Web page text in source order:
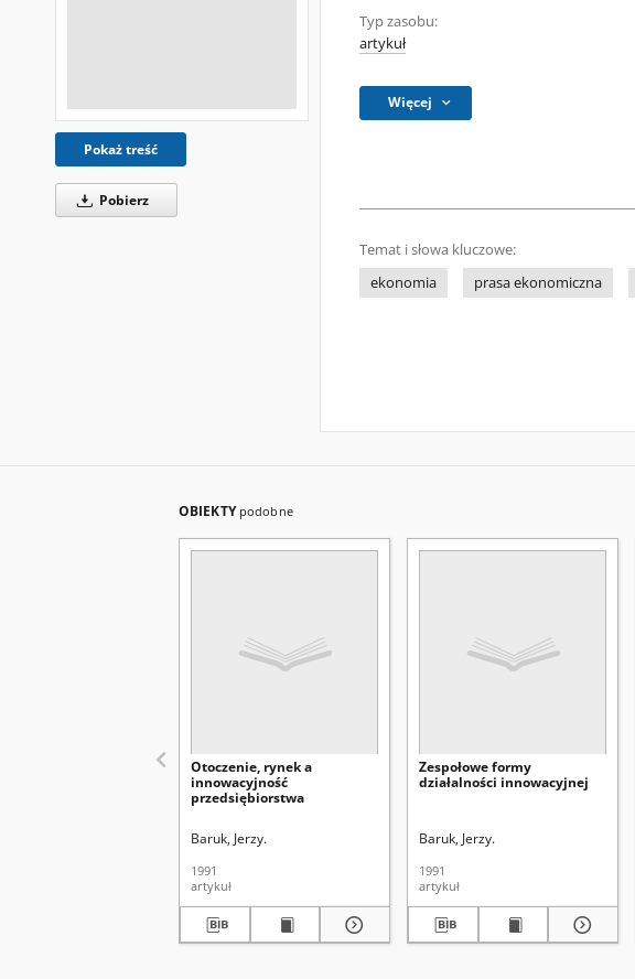
Pokaż treść
Pobierz
Typ zasobu:
artykuł
Więcej
Temat i słowa kluczowe:
ekonomia
prasa ekonomiczna
OBIEKTY podobne
Otoczenie, rynek a
innowacyjność
przedsiębiorstwa
Baruk, Jerzy.
1991
artykuł
Zespołowe formy
działalności innowacyjnej
Baruk, Jerzy.
1991
artykuł